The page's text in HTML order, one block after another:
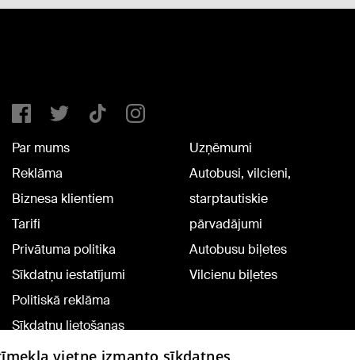
Par mums
Reklāma
Biznesa klientiem
Tarifi
Privātuma politika
Sīkdatņu iestatījumi
Politiskā reklāma
Sīkdatņu lietošanas
noteikumi
Uzņēmumi
Autobusi, vilcieni,
starptautiskie
pārvadājumi
Autobusu biļetes
Vilcienu biļetes
vietne izmanto sīkdatnes